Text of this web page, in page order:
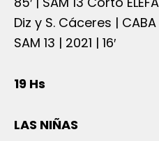
Diz y S. Cáceres |
SAM 13 | 2021 | 16′
19 Hs
LAS NIÑAS